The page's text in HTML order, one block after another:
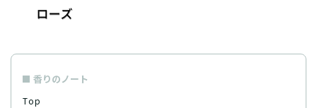
香りのノート
Top